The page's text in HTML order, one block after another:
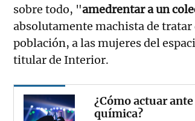
sobre todo, "amedrentar a un
absolutamente machista de tratar
población, a las mujeres del
titular de Interior.
¿Cómo actuar
química?